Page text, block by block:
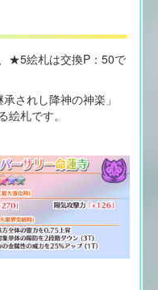
★5絵札は交換P：50で
されし降神の神楽」
札です。